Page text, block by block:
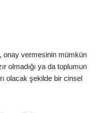
onay vermesinin mümkün
olmadığı ya da toplumun
olacak şekilde bir cinsel